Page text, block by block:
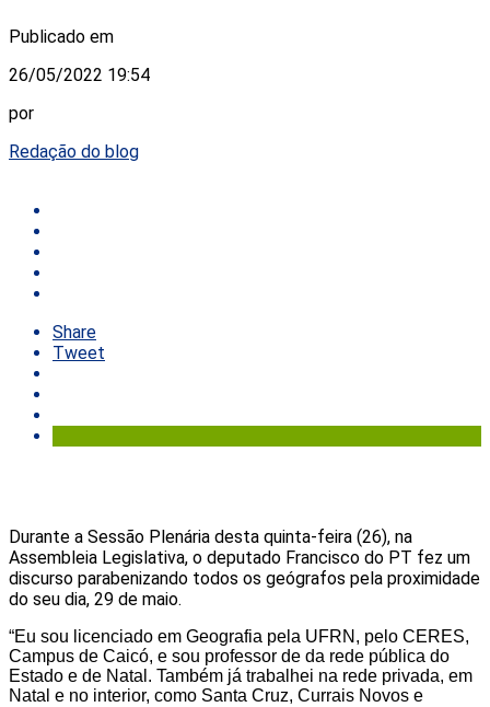
Publicado em
26/05/2022 19:54
por
Redação do blog
Share
Tweet
Durante a Sessão Plenária desta quinta-feira (26), na
Assembleia Legislativa, o deputado Francisco do PT fez um
discurso parabenizando todos os geógrafos pela proximidade
do seu dia, 29 de maio.
“Eu sou licenciado em Geografia pela UFRN, pelo CERES,
Campus de Caicó, e sou professor de da rede pública do
Estado e de Natal. Também já trabalhei na rede privada, em
Natal e no interior, como Santa Cruz, Currais Novos e